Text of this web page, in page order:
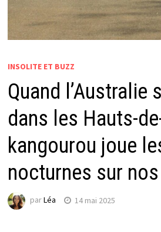
INSOLITE ET BUZZ
Quand l’Australie
dans les Hauts-
kangourou joue
nocturnes sur
parLéa 14 mai 2025